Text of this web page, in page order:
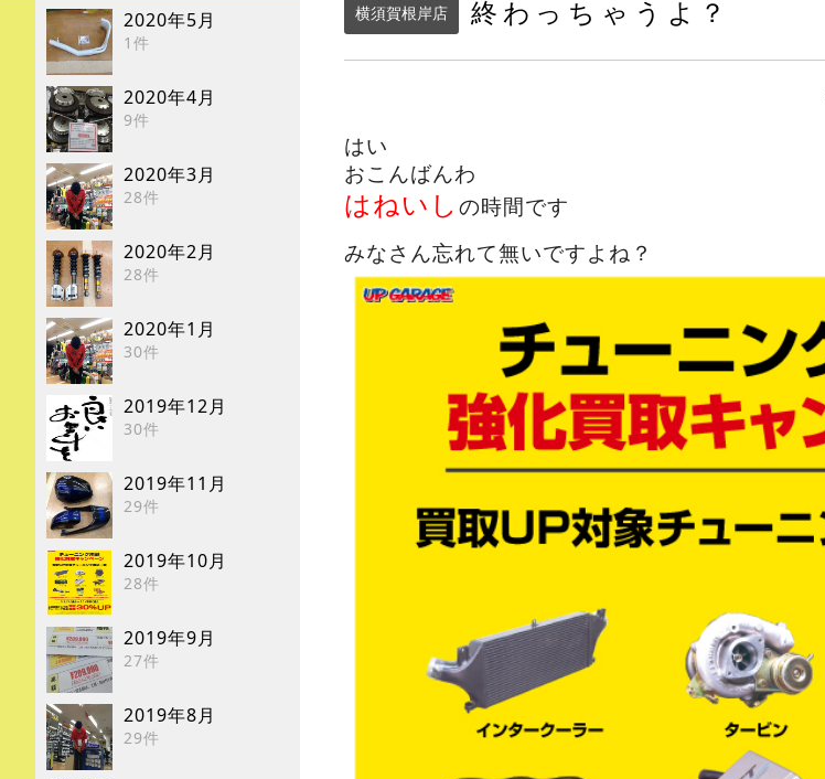
2020年5月
1件
2020年4月
9件
2020年3月
28件
2020年2月
28件
2020年1月
30件
2019年12月
30件
2019年11月
29件
2019年10月
28件
2019年9月
27件
2019年8月
29件
横須賀根岸店 終わっちゃうよ？
はい
おこんばんわ
はねいし の時間です
みなさん忘れて無いですよね？